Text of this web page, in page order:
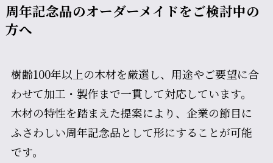
周年記念品のオーダーメイドをご検討中の
方へ
樹齢100年以上の木材を厳選し、用途やご要望に合
わせて加工・製作まで一貫して対応しています。
木材の特性を踏まえた提案により、企業の節目に
ふさわしい周年記念品として形にすることが可能
です。